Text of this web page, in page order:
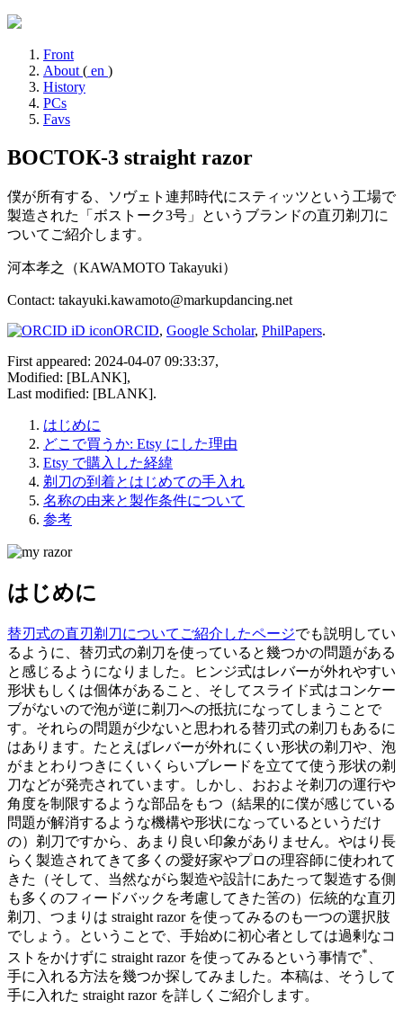
Front
About ( en )
History
PCs
Favs
ВОСТОК-3 straight razor
僕が所有する、ソヴェト連邦時代にスティッツという工場で
製造された「ボストーク3号」というブランドの直刃剃刀に
ついてご紹介します。
河本孝之（KAWAMOTO Takayuki）
Contact: takayuki.kawamoto@markupdancing.net
ORCID, Google Scholar, PhilPapers.
First appeared: 2024-04-07 09:33:37,
Modified: [BLANK],
Last modified: [BLANK].
はじめに
どこで買うか: Etsy にした理由
Etsy で購入した経緯
剃刀の到着とはじめての手入れ
名称の由来と製作条件について
参考
はじめに
替刃式の直刃剃刀についてご紹介したページでも説明してい
るように、替刃式の剃刀を使っていると幾つかの問題がある
と感じるようになりました。ヒンジ式はレバーが外れやすい
形状もしくは個体があること、そしてスライド式はコンケー
ブがないので泡が逆に剃刀への抵抗になってしまうことで
す。それらの問題が少ないと思われる替刃式の剃刀もあるに
はあります。たとえばレバーが外れにくい形状の剃刀や、泡
がまとわりつきにくいくらいブレードを立てて使う形状の剃
刀などが発売されています。しかし、おおよそ剃刀の運行や
角度を制限するような部品をもつ（結果的に僕が感じている
問題が解消するような機構や形状になっているというだけ
の）剃刀ですから、あまり良い印象がありません。やはり長
らく製造されてきて多くの愛好家やプロの理容師に使われて
きた（そして、当然ながら製造や設計にあたって製造する側
も多くのフィードバックを考慮してきた筈の）伝統的な直刃
剃刀、つまりは straight razor を使ってみるのも一つの選択肢
でしょう。ということで、手始めに初心者としては過剰なコ
ストをかけずに straight razor を使ってみるという事情で*
手に入れる方法を幾つか探してみました。本稿は、そうして
手に入れた straight razor を詳しくご紹介します。